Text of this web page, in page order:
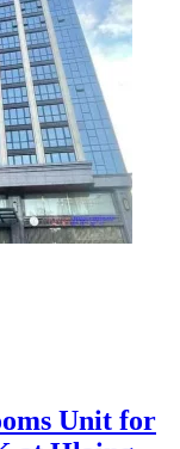
Unit for